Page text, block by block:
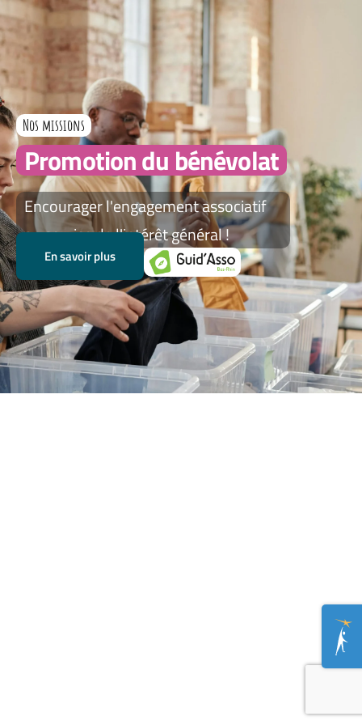
Nos missions
Promotion du bénévolat
Encourager l'engagement associatif
au service de l'intérêt général !
En savoir plus